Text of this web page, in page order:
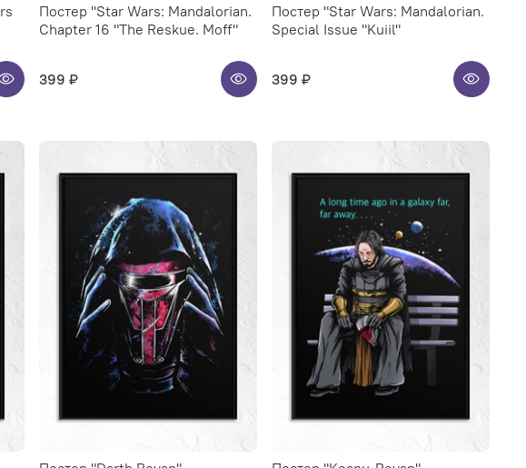
Постер "Star Wars: Mandalorian.
Chapter 16 "The Reskue. Moff"
399 ₽
Постер "Star Wars: Mandalorian.
Special Issue "Kuiil"
399 ₽